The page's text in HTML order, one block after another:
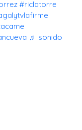
#riclatorre
♬ sonido